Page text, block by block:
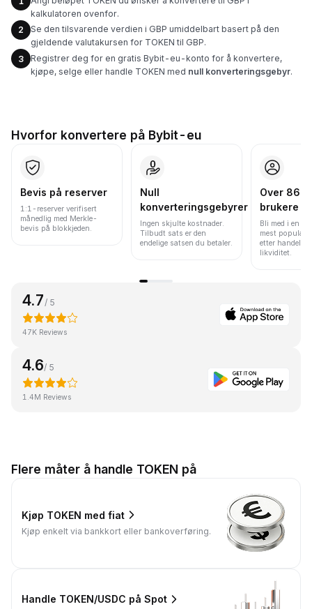
kalkulatoren ovenfor.
2
Se den tilsvarende verdien i GBP umiddelbart basert på den
gjeldende valutakursen for TOKEN til GBP.
3
Registrer deg for en gratis Bybit-eu-konto for å konvertere,
kjøpe, selge eller handle TOKEN med null konverteringsgebyr.
Hvorfor konvertere på Bybit-eu
Bevis på reserver
1:1-reserver verifisert
månedlig med Merkle-
bevis på blokkjeden.
Null
konverteringsgebyrer
Ingen skjulte kostnader.
Tilbudt sats er den
endelige satsen du betaler.
Over 86
brukere
Bli med i en av
mest
etter
likviditet.
4.7 / 5
47K Reviews
4.6/ 5
1.4M Reviews
Flere måter å handle TOKEN på
Kjøp TOKEN med fiat
Kjøp enkelt via bankkort eller bankoverføring.
Handle TOKEN/USDC på Spot